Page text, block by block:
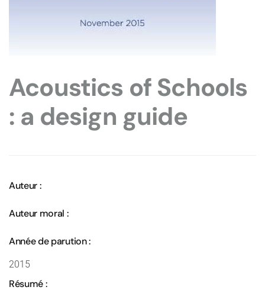
Acoustics of Schools
: a design guide
Auteur :
Auteur moral :
Année de parution :
2015
Résumé :